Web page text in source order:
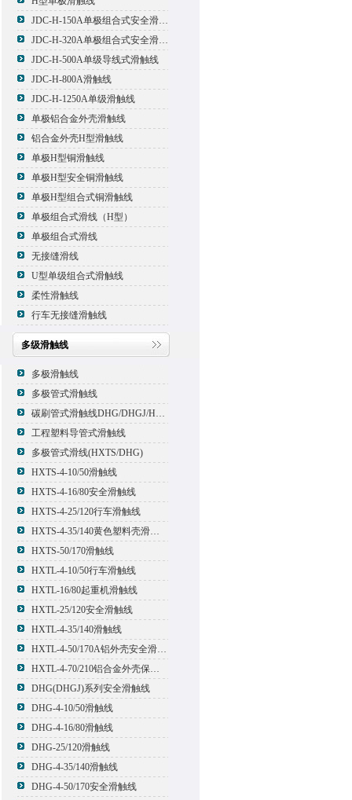
JDC-H-150A单极组合式安全滑触线
JDC-H-320A单极组合式安全滑触线
JDC-H-500A单级导线式滑触线
JDC-H-800A滑触线
JDC-H-1250A单级滑触线
单极铝合金外壳滑触线
铝合金外壳H型滑触线
单极H型铜滑触线
单极H型安全铜滑触线
单极H型组合式铜滑触线
单极组合式滑线（H型）
单极组合式滑线
无接缝滑线
U型单级组合式滑触线
柔性滑触线
行车无接缝滑触线
多级滑触线
多极滑触线
多极管式滑触线
碳刷管式滑触线DHG/DHGJ/HXTL/HXTS-4
工程塑料导管式滑触线
多极管式滑线(HXTS/DHG)
HXTS-4-10/50滑触线
HXTS-4-16/80安全滑触线
HXTS-4-25/120行车滑触线
HXTS-4-35/140黄色塑料壳滑触线
HXTS-50/170滑触线
HXTL-4-10/50行车滑触线
HXTL-16/80起重机滑触线
HXTL-25/120安全滑触线
HXTL-4-35/140滑触线
HXTL-4-50/170A铝外壳安全滑触线
HXTL-4-70/210铝合金外壳保护多极管式滑触线
DHG(DHGJ)系列安全滑触线
DHG-4-10/50滑触线
DHG-4-16/80滑触线
DHG-25/120滑触线
DHG-4-35/140滑触线
DHG-4-50/170安全滑触线